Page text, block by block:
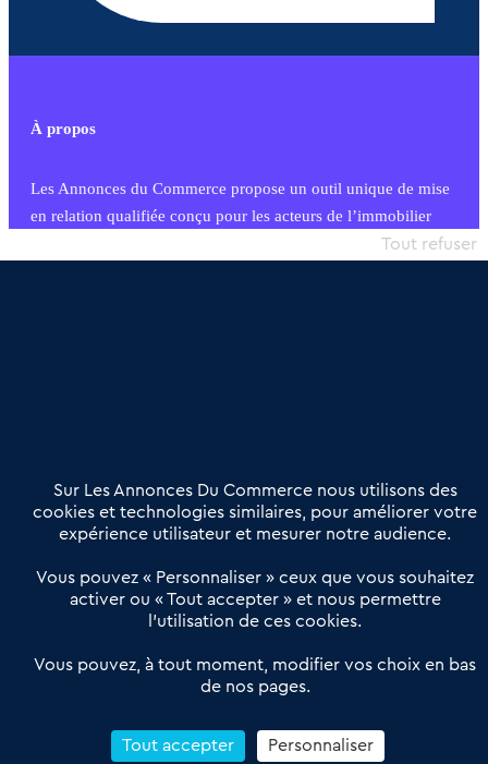
À propos
Les Annonces du Commerce propose un outil unique de mise
en relation qualifiée conçu pour les acteurs de l’immobilier
commercial et les collectivités territoriales, simple et intégrant
Offres Pro
Actualités
Qui sommes nous ?
Derniers articles
Réseau 3C : un partenaire national dédié aux transactions
Petitscommerces : Un partenariat au service du commerce de
proximité et des territoires
Reprendre un Restaurant Rapide
Sur Les Annonces Du Commerce nous utilisons des
cookies et technologies similaires, pour améliorer votre
expérience utilisateur et mesurer notre audience.
Vous pouvez « Personnaliser » ceux que vous souhaitez
activer ou « Tout accepter » et nous permettre
l’utilisation de ces cookies.
Vous pouvez, à tout moment, modifier vos choix en bas
de nos pages.
Tout accepter
Tout refuser
Personnaliser